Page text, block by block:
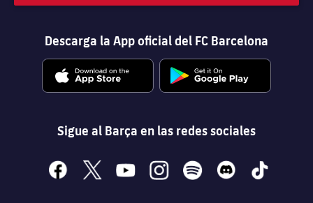
Descarga la App oficial del FC Barcelona
Sigue al Barça en las redes sociales
facebook
x youtubeinstagramspotify discord tiktok